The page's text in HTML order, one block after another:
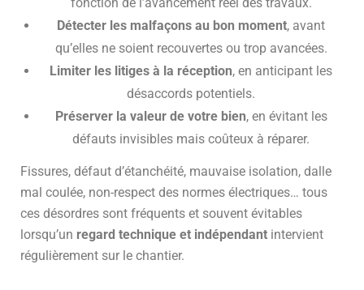
Détecter les malfaçons au bon moment, avant
qu’elles ne soient recouvertes ou trop avancées.
Limiter les litiges à la réception, en anticipant les
désaccords potentiels.
Préserver la valeur de votre bien, en évitant les
défauts invisibles mais coûteux à réparer.
Fissures, défaut d’étanchéité, mauvaise isolation, dalle
mal coulée, non-respect des normes électriques… tous
ces désordres sont fréquents et souvent évitables
lorsqu’un regard technique et indépendant intervient
régulièrement sur le chantier.